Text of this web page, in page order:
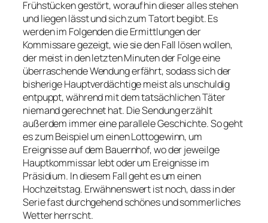
Frühstücken gestört, woraufhin dieser alles stehen
und liegen lässt und sich zum Tatort begibt. Es
werden im Folgenden die Ermittlungen der
Kommissare gezeigt, wie sie den Fall lösen wollen,
der meist in den letzten Minuten der Folge eine
überraschende Wendung erfährt, sodass sich der
bisherige Hauptverdächtige meist als unschuldig
entpuppt, während mit dem tatsächlichen Täter
niemand gerechnet hat. Die Sendung erzählt
außerdem immer eine parallele Geschichte. So geht
es zum Beispiel um einen Lottogewinn, um
Ereignisse auf dem Bauernhof, wo der jeweilge
Hauptkommissar lebt oder um Ereignisse im
Präsidium. In diesem Fall geht es um einen
Hochzeitstag. Erwähnenswert ist noch, dass in der
Serie fast durchgehend schönes und sommerliches
Wetter herrscht.